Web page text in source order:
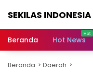
SEKILAS INDONESIA
Terkini,
Latest
Beranda Hot News
Beranda Daerah